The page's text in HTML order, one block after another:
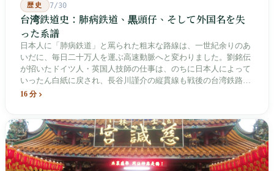
歴史 7/30
台湾鉄道史：肺病鉄道、黒頭仔、そして外国名を失
った系譜
日本人に「肺病鉄道」と罵られた粗末な路線は、一世紀余りのあ
いだに、毎日二十万人を運ぶ高速動脈へと変わりました。劉銘伝
が招いたドイツ人・英国人技師の仕事は、のちに日本人によって
いったん白紙に戻され、長谷川謹介の縦貫線も戦後の台湾鉄路に
よって改名・改番されました。どの世代も前の世代の記録を脚注
治スローガン、そしてようやくプユマ・タロコの世代になって、
先住民族の地名が再びレールの上に敷き戻されたのです。
16 分